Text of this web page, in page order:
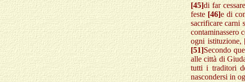
[45]di far
feste[46]e di
sacrificare carni
contaminassero
ogni istituzione,
[51]Secondo
alle città di
tutti i traditori
nascondersi in